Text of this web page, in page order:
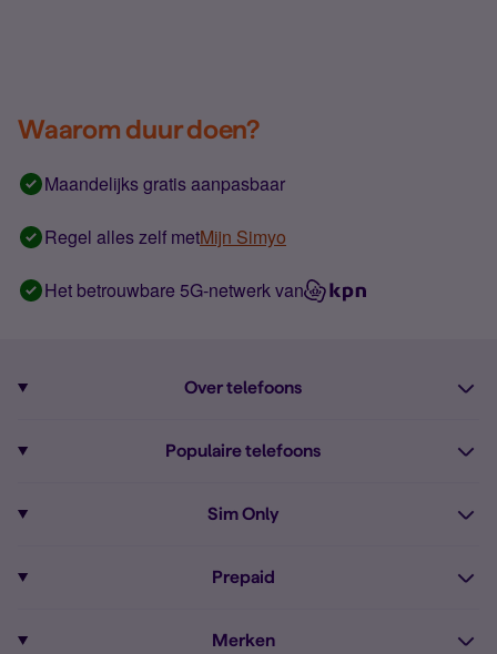
Waarom duur doen?
Maandelijks gratis aanpasbaar
Regel alles zelf metMijn Simyo
Het betrouwbare 5G-netwerk van
Over telefoons
Alle telefoons
Populaire telefoons
iPhone 16
Sim Only
Onbeperkt bellen
Prepaid
Merken